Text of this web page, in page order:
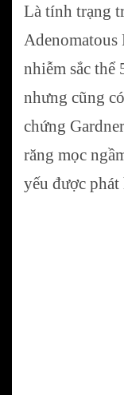
Là tính trạng
nhiễm sắc thể
nhưng cũng
chứng
răng mọc
yếu được